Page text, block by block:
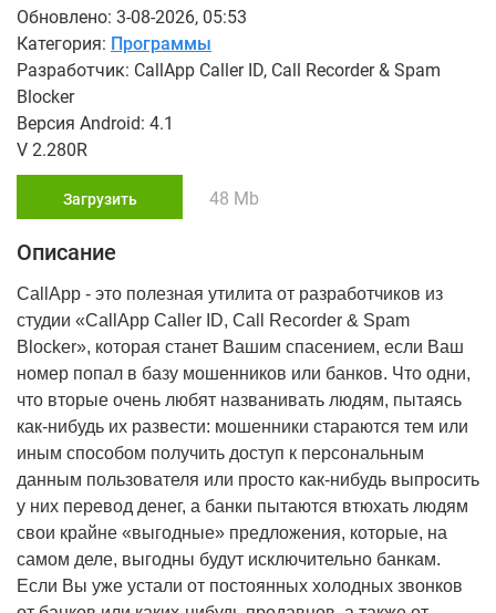
Обновлено: 3-08-2026, 05:53
Категория: Программы
Разработчик: CallApp Caller ID, Call Recorder & Spam
Blocker
Версия Android: 4.1
V 2.280R
Загрузить 48 Mb
Описание
CallApp - это полезная утилита от разработчиков из
студии «CallApp Caller ID, Call Recorder & Spam
Blocker», которая станет Вашим спасением, если Ваш
номер попал в базу мошенников или банков. Что одни,
что вторые очень любят названивать людям, пытаясь
как-нибудь их развести: мошенники стараются тем или
иным способом получить доступ к персональным
данным пользователя или просто как-нибудь выпросить
у них перевод денег, а банки пытаются втюхать людям
свои крайне «выгодные» предложения, которые, на
самом деле, выгодны будут исключительно банкам.
Если Вы уже устали от постоянных холодных звонков